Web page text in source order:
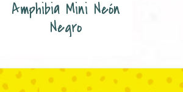
Amphibia Mini Neón
Negro